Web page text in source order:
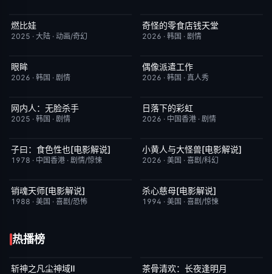
HD国语
燃比娃
2025 · 大陆 · 动画/奇幻
HD中字
奇怪的零食店钱天堂
2026 · 韩国 · 剧情
HD中字
眼眸
2026 · 韩国 · 剧情
已完结
偶像派遣工作
2026 · 韩国 · 真人秀
今日更新
网内人：无脸杀手
2025 · 韩国 · 剧情
更新至第6集
日落下的彩虹
2026 · 中国香港 · 剧情
已完结
子曰：食色性也[电影解说]
1978 · 中国香港 · 剧情/惊悚
已完结
小黄人与大怪兽[电影解说]
2026 · 美国 · 喜剧/科幻
已完结
销魂天师[电影解说]
1988 · 美国 · 喜剧/恐怖
已完结
杀心慈母[电影解说]
1994 · 美国 · 喜剧/惊悚
热播榜
更新至第09集
斩神之凡尘神域Ⅱ 完结
茶骨清欢：长夜逢明月